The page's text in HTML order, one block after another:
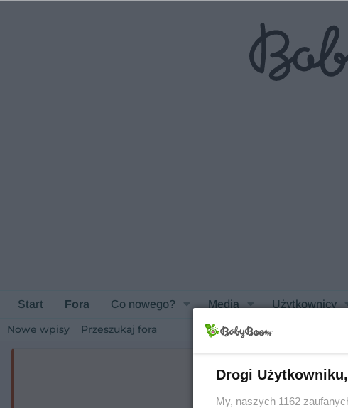
Start Fora Co nowego? Media Użytkownicy
Nowe wpisy Przeszukaj fora
Drogi Użytkowniku,
My, naszych 1162